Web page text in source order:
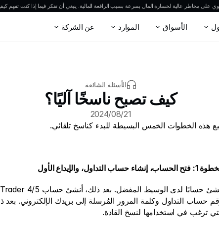
على مخاطر عالية لخسارة المال بسرعة بسبب الرافعة المالية. ينبغي أن تفكر فيما إذا كنت تفهم
الأسواق الموارد عن الشركة
الأسئلة الشائعة
كيف تصبح ناسخًا آليًا؟
21‏/08‏/2024
هذه الخطوات الخمس البسيطة للبدء كناسخ تلقائي.
الحساب، إنشاء حساب التداول، والإيداع الأول
ترغب في استخدامها لنسخ القادة.